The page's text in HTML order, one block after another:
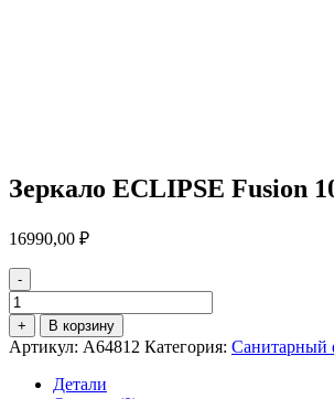
Зеркало ECLIPSE Fusion
16990,00 ₽
-
Количество
товара
Зеркало
ECLIPSE
Fusion
+ В корзину
Артикул: A64812 Категория: Санитарный
Детали